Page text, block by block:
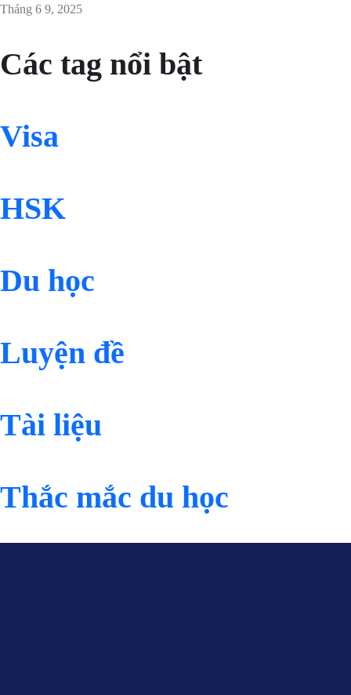
Tháng 6 9, 2025
Các tag nổi bật
Visa
HSK
Du học
Luyện đề
Tài liệu
Thắc mắc du học